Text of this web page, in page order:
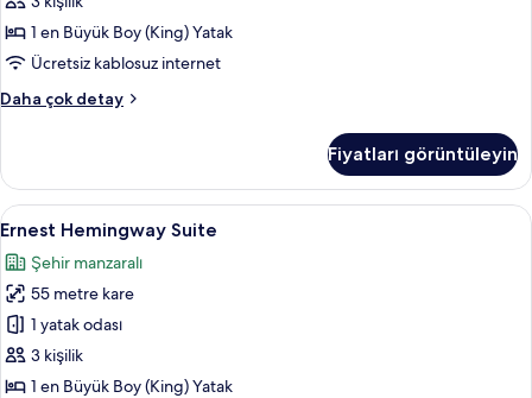
detay
tüm
fotoğrafları
1 en Büyük Boy (King) Yatak
Ücretsiz kablosuz internet
Daha çok detay
Greta
hakkında
daha
fazla
Fiyatları görüntüleyin
Ernest
Hemingway
Suite
için
tüm
fotoğrafları
görün
Ernest Hemingway Suite | Anti alerjik
6
Ernest Hemingway Suite
Şehir manzaralı
55 metre kare
1 yatak odası
3 kişilik
1 en Büyük Boy (King) Yatak